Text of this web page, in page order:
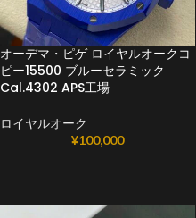
オーデマ・ピゲ ロイヤルオークコ
ピー15500 ブルーセラミック
Cal.4302 APS工場
ロイヤルオーク
¥100,000